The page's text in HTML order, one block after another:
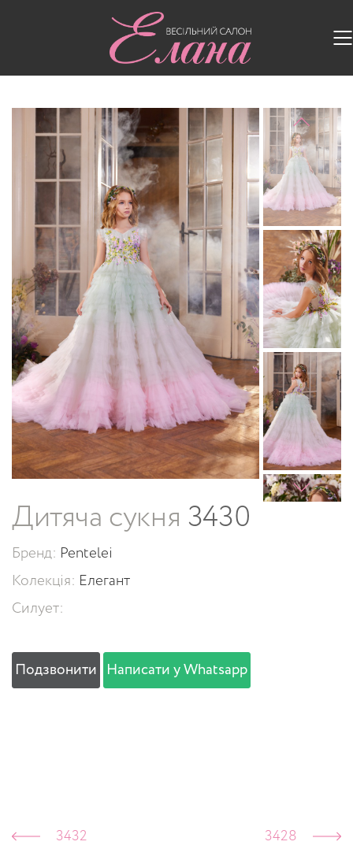
Дитячі сукні/Дитяча сукня 3430
Дитяча сукня 3430
Бренд: Pentelei
Колекція: Елегант
Силует:
Подзвонити Написати у Whatsapp
3432 3428